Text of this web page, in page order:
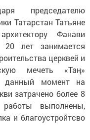
председателю
Татарстан Татьяне
Фанави
лет занимается
церквей и
мечеть «Таң»
данный момент на
затрачено более 8
выполнены,
и благоустройтсво